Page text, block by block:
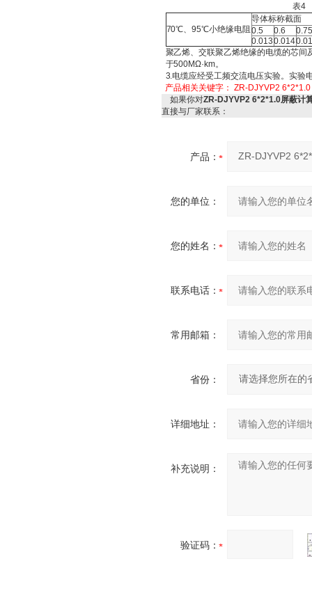
表4
70℃、95℃小绝缘电阻
导体标称截面
0.5
0.6
0.0130.014
聚乙烯、交联聚乙烯绝缘的电缆的芯
于500MΩ·km。
3.电缆应经受工频交流电压实验。实验
产品相关关键字：ZR-DJYVP2 6*2*1.0
如果你对ZR-DJYVP2 6*2*1.0屏蔽计
直接与厂家联系：
产品：
您的单位：
您的姓名：
联系电话：
常用邮箱：
省份：
详细地址：
补充说明：
验证码：